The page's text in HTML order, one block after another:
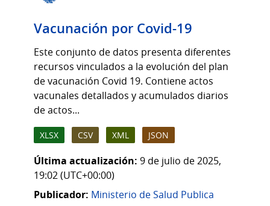
Vacunación por Covid-19
Este conjunto de datos presenta diferentes
recursos vinculados a la evolución del plan
de vacunación Covid 19. Contiene actos
vacunales detallados y acumulados diarios
de actos...
XLSX CSV XML JSON
Última actualización: 9 de julio de 2025,
19:02 (UTC+00:00)
Publicador: Ministerio de Salud Publica